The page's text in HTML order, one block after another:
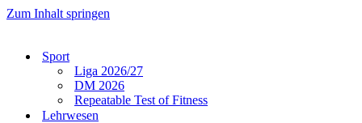
Zum Inhalt springen
Sport
Liga 2026/27
DM 2026
Repeatable Test of Fitness
Lehrwesen